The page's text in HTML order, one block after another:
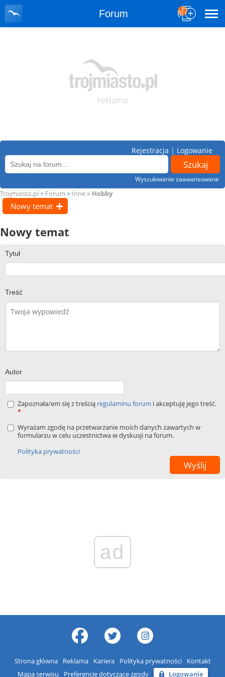
Forum
Wyszukiwanie zaawansowane
Rejestracja | Logowanie
Trojmiasto.pl » Forum » Inne» Hobby
Nowy temat
Nowy temat
Tytuł
Treść
Autor
Zapoznała/em się z treścią regulaminu forum i akceptuję jego treść.
*
Wyrażam zgodę na przetwarzanie moich danych zawartych w
formularzu w celu uczestnictwa w dyskusji na forum.
Polityka prywatności
ad
Strona główna Reklama Kariera Polityka prywatności
Kontakt
Mapa serwisu
Preferencje dotyczące zgody Logowanie